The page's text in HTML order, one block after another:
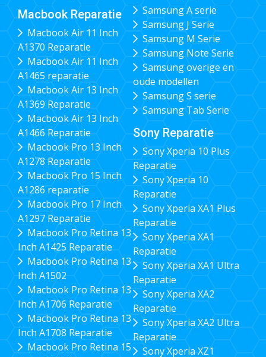
Macbook Reparatie
Macbook Air 11 Inch
A1370 Reparatie
Macbook Air 11 Inch
A1465 reparatie
Macbook Air 13 Inch
A1369 Reparatie
Macbook Air 13 Inch
A1466 Reparatie
Macbook Pro 13 Inch
A1278 Reparatie
Macbook Pro 15 Inch
A1286 reparatie
Macbook Pro 17 Inch
A1297 Reparatie
Macbook Pro Retina 13
Inch A1425 Reparatie
Macbook Pro Retina 13
Inch A1502
Macbook Pro Retina 13
Inch A1706 Reparatie
Macbook Pro Retina 13
Inch A1708 Reparatie
Macbook Pro Retina 15
Samsung A serie
Samsung J Serie
Samsung M Serie
Samsung Note Serie
Samsung overige en
oude modellen
Samsung S serie
Samsung Tab Serie
Sony Reparatie
Sony Xperia 10 Plus
Reparatie
Sony Xperia 10
Reparatie
Sony Xperia XA1 Plus
Reparatie
Sony Xperia XA1
Reparatie
Sony Xperia XA1 Ultra
Reparatie
Sony Xperia XA2
Reparatie
Sony Xperia XA2 Ultra
Reparatie
Sony Xperia XZ1